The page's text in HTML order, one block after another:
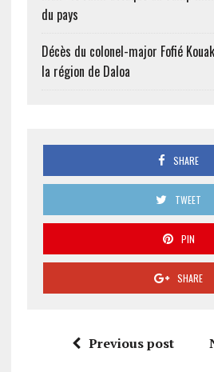
du pays
Décès du colonel-major Fofié
la région de Daloa
SHARE
TWEET
PIN
SHARE
Previous post